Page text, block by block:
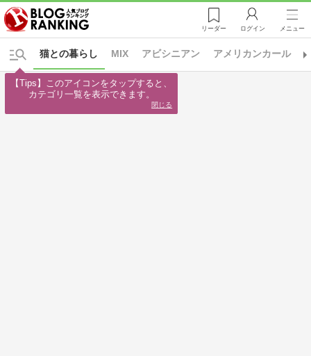
リーダー ログイン メニュー
MIX アビシニアン アメリカンカール
猫との暮らし
【Tips】このアイコンをタップすると、
カテゴリ一覧を表示できます。
閉じる